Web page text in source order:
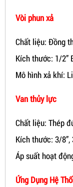
Vòi phun xả
Chất liệu: Đồng
Kích thước: 1/2”
Mô hình xả khí:
Van thủy lực
Chất liệu: Thép
Kích thước: 3/
Áp suất hoạt
Ứng Dụng Hệ